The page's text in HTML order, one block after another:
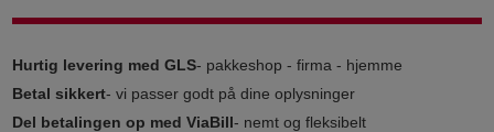
Hurtig levering med GLS- pakkeshop - firma - hjemme
Betal sikkert- vi passer godt på dine oplysninger
Del betalingen op med ViaBill- nemt og fleksibelt